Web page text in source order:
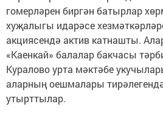
гомерләрен биргән батырлар
хуҗалыгы идарәсе
акциясендә актив катнашты.
«Каенкай» балалар бакчасы
Куралово урта мәктәбе
аларның оешмалары
утырттылар.